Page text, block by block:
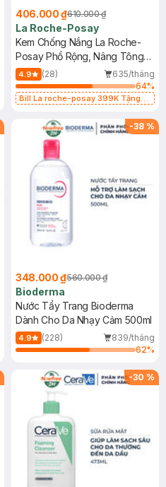
406.000 ₫610.000 ₫
La Roche-Posay
Kem Chống Nắng La Roche-
Posay Phổ Rộng, Nâng Tông
Kiềm Dầu 50ml
4.9 (28)
635/tháng
64%
Bill La roche-posay 399K Tặng
(SL có hạn)
-38 %
348.000 ₫560.000 ₫
Bioderma
Nước Tẩy Trang Bioderma
Dành Cho Da Nhạy Cảm 500ml
4.9 (228)
839/tháng
62%
-30 %